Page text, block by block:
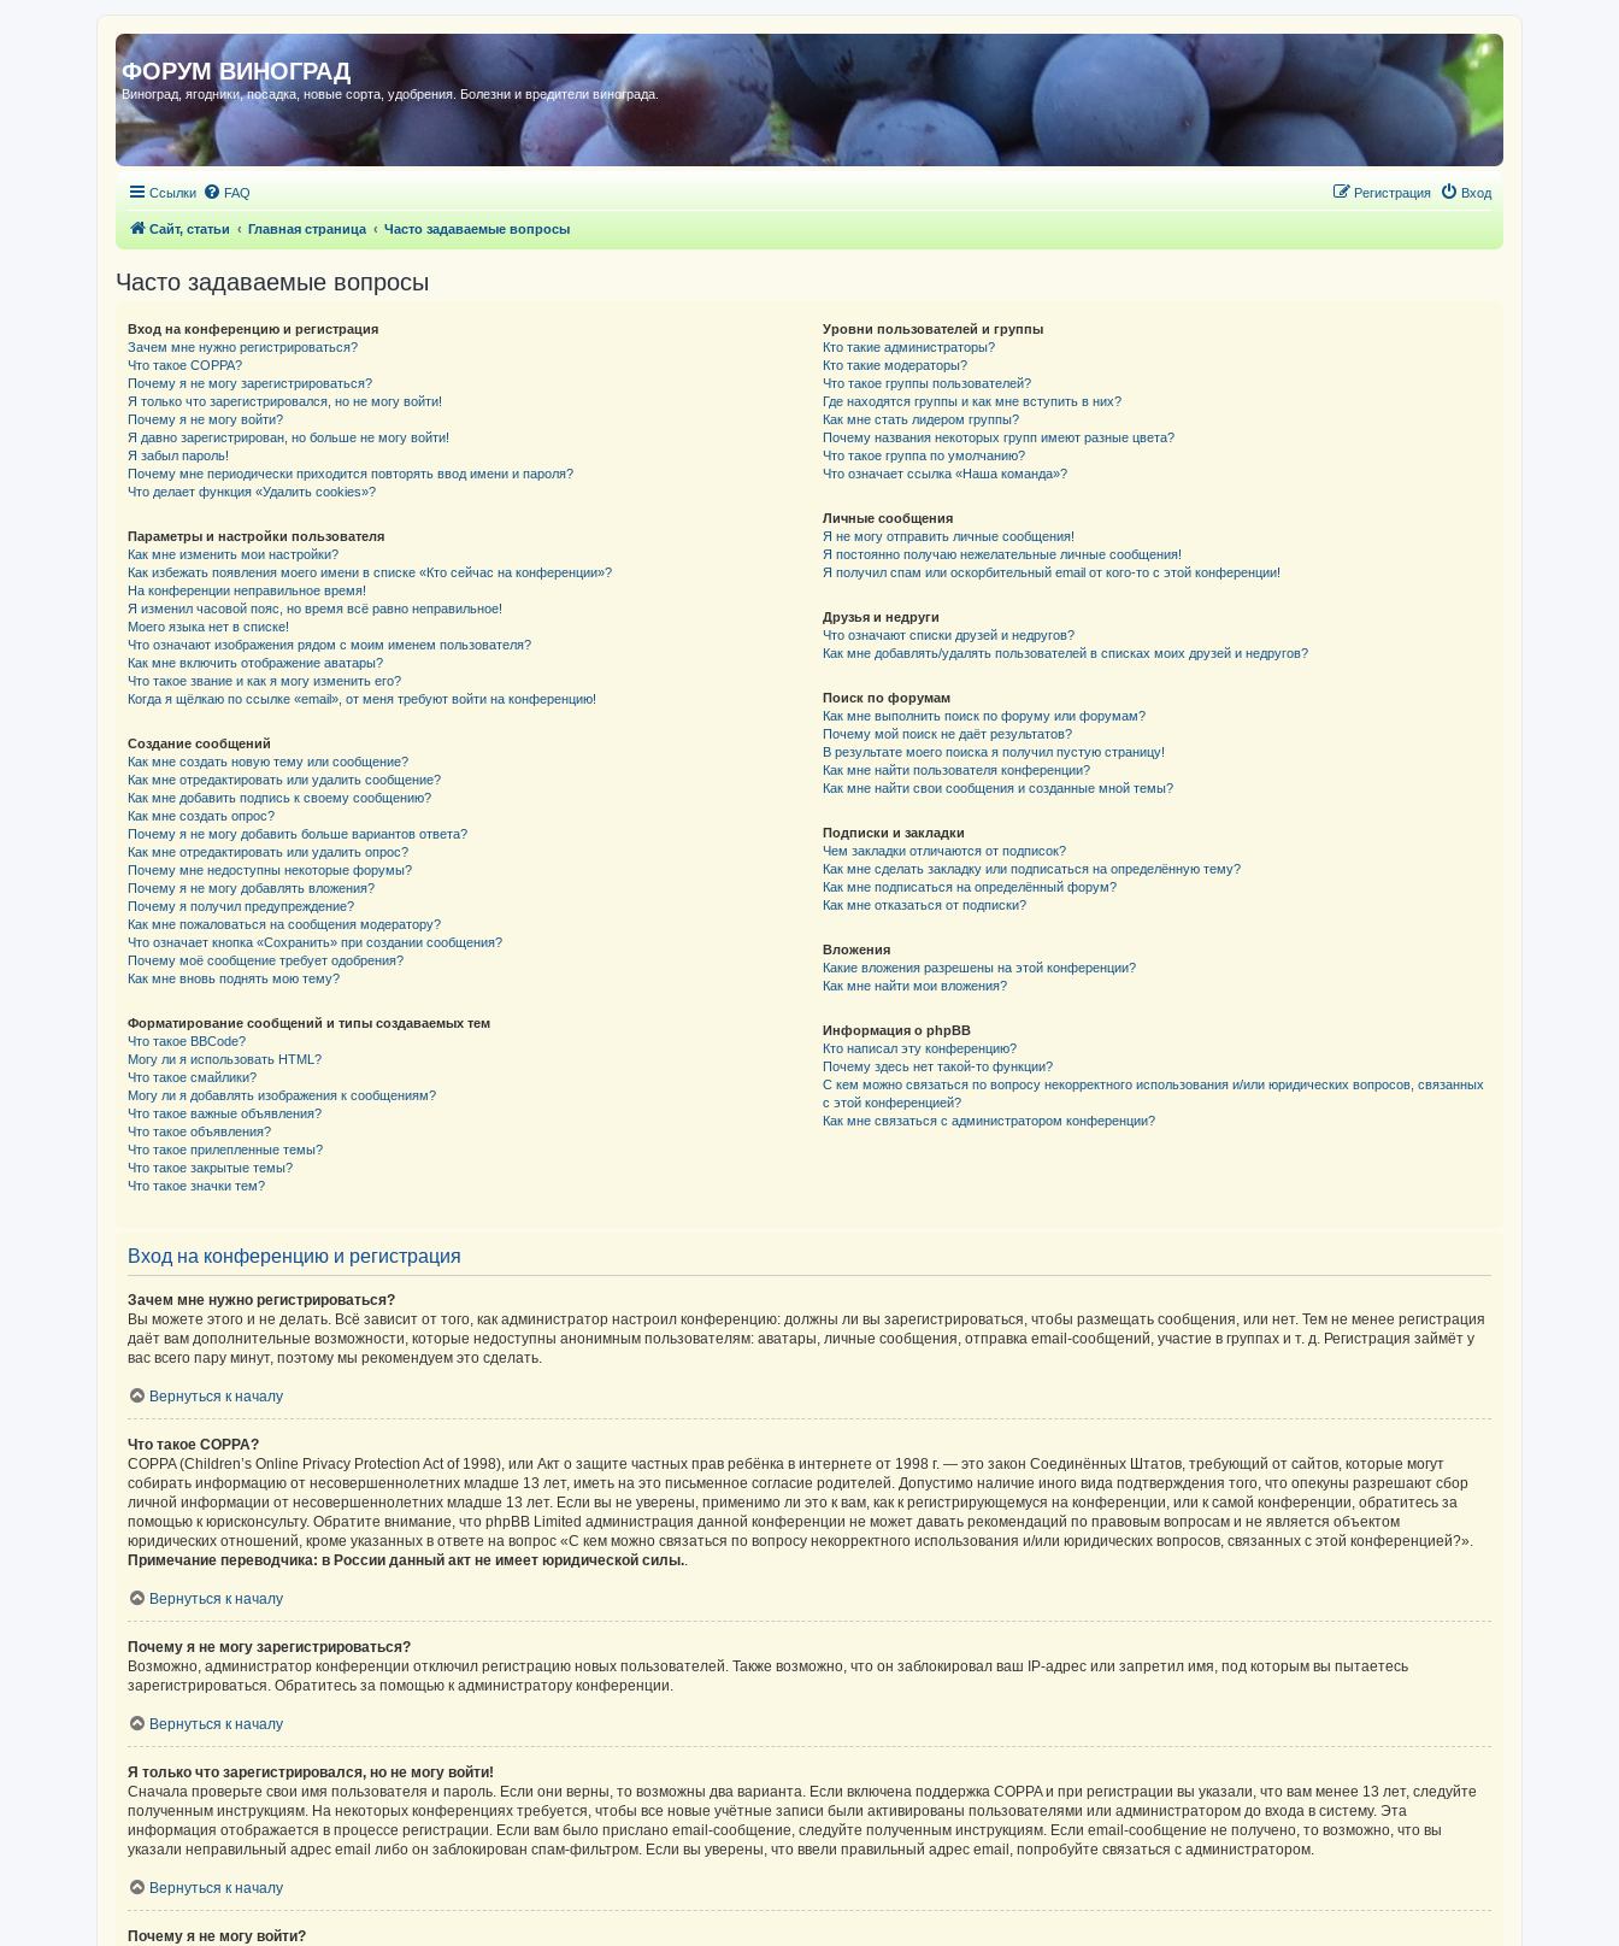
ФОРУМ ВИНОГРАД
Виноград, ягодники, посадка, новые сорта, удобрения. Болезни и вредители винограда.
Ссылки FAQ Вход
Регистрация
Сайт, статьи Главная страница Часто задаваемые вопросы
Часто задаваемые вопросы
Вход на конференцию и регистрация
Зачем мне нужно регистрироваться?
Что такое COPPA?
Почему я не могу зарегистрироваться?
Я только что зарегистрировался, но не могу войти!
Почему я не могу войти?
Я давно зарегистрирован, но больше не могу войти!
Я забыл пароль!
Почему мне периодически приходится повторять ввод имени и пароля?
Что делает функция «Удалить cookies»?
Параметры и настройки пользователя
Как мне изменить мои настройки?
Как избежать появления моего имени в списке «Кто сейчас на конференции»?
На конференции неправильное время!
Я изменил часовой пояс, но время всё равно неправильное!
Моего языка нет в списке!
Что означают изображения рядом с моим именем пользователя?
Как мне включить отображение аватары?
Что такое звание и как я могу изменить его?
Когда я щёлкаю по ссылке «email», от меня требуют войти на конференцию!
Создание сообщений
Как мне создать новую тему или сообщение?
Как мне отредактировать или удалить сообщение?
Как мне добавить подпись к своему сообщению?
Как мне создать опрос?
Почему я не могу добавить больше вариантов ответа?
Как мне отредактировать или удалить опрос?
Почему мне недоступны некоторые форумы?
Почему я не могу добавлять вложения?
Почему я получил предупреждение?
Как мне пожаловаться на сообщения модератору?
Что означает кнопка «Сохранить» при создании сообщения?
Почему моё сообщение требует одобрения?
Как мне вновь поднять мою тему?
Форматирование сообщений и типы создаваемых тем
Что такое BBCode?
Могу ли я использовать HTML?
Что такое смайлики?
Могу ли я добавлять изображения к сообщениям?
Что такое важные объявления?
Что такое объявления?
Что такое прилепленные темы?
Что такое закрытые темы?
Что такое значки тем?
Уровни пользователей и группы
Кто такие администраторы?
Кто такие модераторы?
Что такое группы пользователей?
Где находятся группы и как мне вступить в них?
Как мне стать лидером группы?
Почему названия некоторых групп имеют разные цвета?
Что такое группа по умолчанию?
Что означает ссылка «Наша команда»?
Личные сообщения
Я не могу отправить личные сообщения!
Я постоянно получаю нежелательные личные сообщения!
Я получил спам или оскорбительный email от кого-то с этой конференции!
Друзья и недруги
Что означают списки друзей и недругов?
Как мне добавлять/удалять пользователей в списках моих друзей и недругов?
Поиск по форумам
Как мне выполнить поиск по форуму или форумам?
Почему мой поиск не даёт результатов?
В результате моего поиска я получил пустую страницу!
Как мне найти пользователя конференции?
Как мне найти свои сообщения и созданные мной темы?
Подписки и закладки
Чем закладки отличаются от подписок?
Как мне сделать закладку или подписаться на определённую тему?
Как мне подписаться на определённый форум?
Как мне отказаться от подписки?
Вложения
Какие вложения разрешены на этой конференции?
Как мне найти мои вложения?
Информация о phpBB
Кто написал эту конференцию?
Почему здесь нет такой-то функции?
С кем можно связаться по вопросу некорректного использования и/или юридических вопросов, связанных
с этой конференцией?
Как мне связаться с администратором конференции?
Вход на конференцию и регистрация
Зачем мне нужно регистрироваться?
Вы можете этого и не делать. Всё зависит от того, как администратор настроил конференцию: должны ли вы зарегистрироваться, чтобы размещать сообщения, или нет. Тем не менее регистрация
даёт вам дополнительные возможности, которые недоступны анонимным пользователям: аватары, личные сообщения, отправка email-сообщений, участие в группах и т. д. Регистрация займёт у
вас всего пару минут, поэтому мы рекомендуем это сделать.
Вернуться к началу
Что такое COPPA?
COPPA (Children’s Online Privacy Protection Act of 1998), или Акт о защите частных прав ребёнка в интернете от 1998 г. — это закон Соединённых Штатов, требующий от сайтов, которые могут
собирать информацию от несовершеннолетних младше 13 лет, иметь на это письменное согласие родителей. Допустимо наличие иного вида подтверждения того, что опекуны разрешают сбор
личной информации от несовершеннолетних младше 13 лет. Если вы не уверены, применимо ли это к вам, как к регистрирующемуся на конференции, или к самой конференции, обратитесь за
помощью к юрисконсульту. Обратите внимание, что phpBB Limited администрация данной конференции не может давать рекомендаций по правовым вопросам и не является объектом
юридических отношений, кроме указанных в ответе на вопрос «С кем можно связаться по вопросу некорректного использования и/или юридических вопросов, связанных с этой конференцией?».
Примечание переводчика: в России данный акт не имеет юридической силы..
Вернуться к началу
Почему я не могу зарегистрироваться?
Возможно, администратор конференции отключил регистрацию новых пользователей. Также возможно, что он заблокировал ваш IP-адрес или запретил имя, под которым вы пытаетесь
зарегистрироваться. Обратитесь за помощью к администратору конференции.
Вернуться к началу
Я только что зарегистрировался, но не могу войти!
Сначала проверьте свои имя пользователя и пароль. Если они верны, то возможны два варианта. Если включена поддержка COPPA и при регистрации вы указали, что вам менее 13 лет, следуйте
полученным инструкциям. На некоторых конференциях требуется, чтобы все новые учётные записи были активированы пользователями или администратором до входа в систему. Эта
информация отображается в процессе регистрации. Если вам было прислано email-сообщение, следуйте полученным инструкциям. Если email-сообщение не получено, то возможно, что вы
указали неправильный адрес email либо он заблокирован спам-фильтром. Если вы уверены, что ввели правильный адрес email, попробуйте связаться с администратором.
Вернуться к началу
Почему я не могу войти?